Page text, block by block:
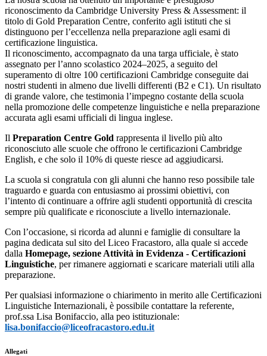
riconoscimento da Cambridge University Press & Assessment: il
titolo di Gold Preparation Centre, conferito agli istituti che si
distinguono per l’eccellenza nella preparazione agli esami di
certificazione linguistica.
Il riconoscimento, accompagnato da una targa ufficiale, è stato
assegnato per l’anno scolastico 2024–2025, a seguito del
superamento di oltre 100 certificazioni Cambridge conseguite dai
nostri studenti in almeno due livelli differenti (B2 e C1). Un risultato
di grande valore, che testimonia l’impegno costante della scuola
nella promozione delle competenze linguistiche e nella preparazione
accurata agli esami ufficiali di lingua inglese.
Il Preparation Centre Gold rappresenta il livello più alto
riconosciuto alle scuole che offrono le certificazioni Cambridge
English, e che solo il 10% di queste riesce ad aggiudicarsi.
La scuola si congratula con gli alunni che hanno reso possibile tale
traguardo e guarda con entusiasmo ai prossimi obiettivi, con
l’intento di continuare a offrire agli studenti opportunità di crescita
sempre più qualificate e riconosciute a livello internazionale.
Con l’occasione, si ricorda ad alunni e famiglie di consultare la
pagina dedicata sul sito del Liceo Fracastoro, alla quale si accede
dalla Homepage, sezione Attività in Evidenza - Certificazioni
Linguistiche, per rimanere aggiornati e scaricare materiali utili alla
preparazione.
Per qualsiasi informazione o chiarimento in merito alle Certificazioni
Linguistiche Internazionali, è possibile contattare la referente,
prof.ssa Lisa Bonifaccio, alla peo istituzionale:
lisa.bonifaccio@liceofracastoro.edu.it
Allegati